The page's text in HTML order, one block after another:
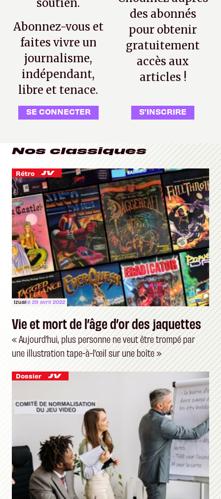
soutien.
Abonnez-vous et
faites vivre un
journalisme,
indépendant,
libre et tenace.
SE CONNECTER
des abonnés
pour obtenir
gratuitement
accès aux
articles !
S'INSCRIRE
Nos classiques
Rétro
Izualle 29 avril 2022
Vie et mort de l’âge d’or des jaquettes
« Aujourd’hui, plus personne ne veut être trompé par
une illustration tape-à-l’œil sur une boîte »
Dossier